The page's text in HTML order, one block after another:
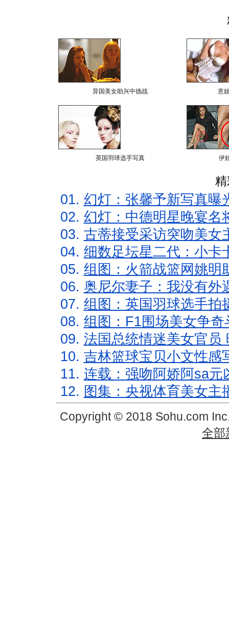
异国美女助兴中德战 意
英国羽球选手写真 伊
01. 幻灯：张馨予新写真曝
02. 幻灯：中德明星晚宴名
03. 古蒂接受采访突吻美女
04. 细数足坛星二代：小卡
05. 组图：火箭战篮网姚明
06. 奥尼尔妻子：我没有外
07. 组图：英国羽球选手拍
08. 组图：F1围场美女争
09. 法国总统情迷美女官员
10. 吉林篮球宝贝小文性感
11. 连载：强吻阿娇阿sa元
12. 图集：央视体育美女主
Copyright © 2018 Sohu.com
全部